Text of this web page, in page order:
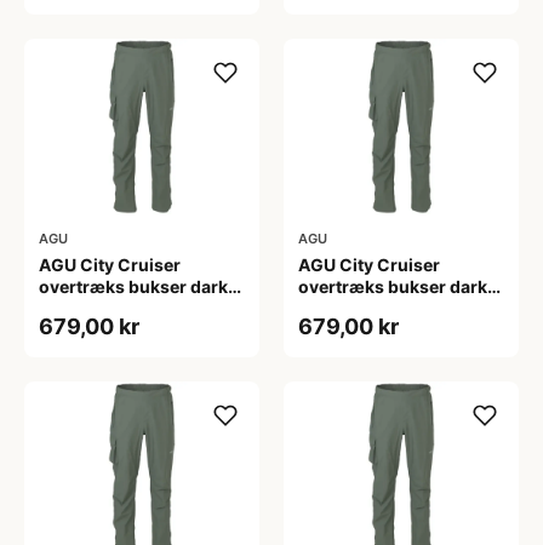
AGU
AGU City Cruiser
overtræks bukser dark
679,00 kr
AGU
AGU City Cruiser
overtræks bukser dark
679,00 kr